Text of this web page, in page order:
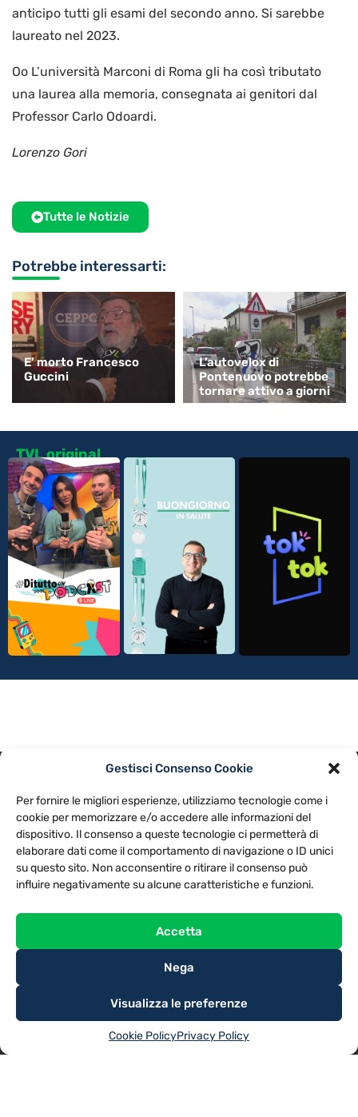
Gestisci Consenso Cookie
Per fornire le migliori esperienze, utilizziamo tecnologie come i
cookie per memorizzare e/o accedere alle informazioni del
dispositivo. Il consenso a queste tecnologie ci permetterà di
elaborare dati come il comportamento di navigazione o ID unici
su questo sito. Non acconsentire o ritirare il consenso può
influire negativamente su alcune caratteristiche e funzioni.
Accetta
Nega
Visualizza le preferenze
Cookie PolicyPrivacy Policy
anticipo tutti gli esami del secondo anno. Si sarebbe
laureato nel 2023.
Oo L’università Marconi di Roma gli ha così tributato
una laurea alla memoria, consegnata ai genitori dal
Professor Carlo Odoardi.
Lorenzo Gori
Tutte le Notizie
Potrebbe interessarti:
E’ morto Francesco
Guccini
L’autovelox di
Pontenuovo potrebbe
tornare attivo a giorni
TVL original
NOTE LEGALI
CONTATTACI PREFERENZE
TV LIBERA S.P.A.
Via Monteleonese 95/21 – 51100 Pistoia (PT)
Tel. 0573.9136 / Fax 0573.913615